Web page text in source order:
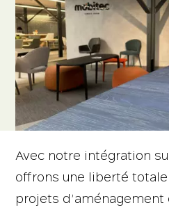
Avec notre intégration
offrons une liberté
projets